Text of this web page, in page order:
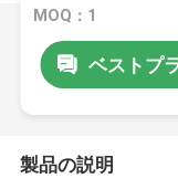
MOQ：1
ベストプ
製品の説明